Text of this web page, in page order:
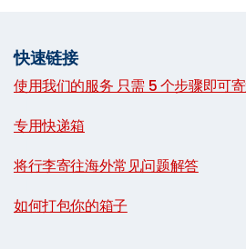
快速链接
使用我们的服务 只需 5 个步骤即可
专用快递箱
将行李寄往海外常见问题解答
如何打包你的箱子